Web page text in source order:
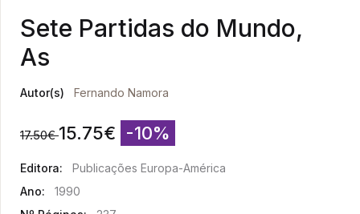
Sete Partidas do Mundo,
As
Autor(s) Fernando Namora
17.50€ 15.75€ -10%
Editora:
Publicações Europa-América
Ano:
1990